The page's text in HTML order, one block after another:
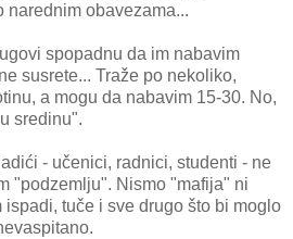
narednim obavezama...
spopadnu da im nabavim
susrete... Traže po nekoliko,
a mogu da nabavim 15-30. No,
sredinu".
- učenici, radnici, studenti - ne
"podzemlju". Nismo "mafija" ni
tuče i sve drugo što bi moglo